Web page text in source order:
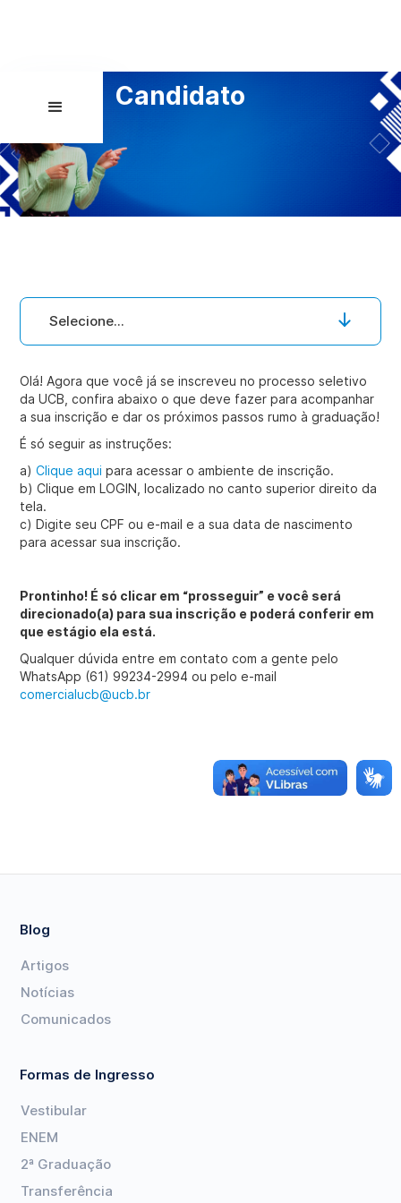
Candidato
Selecione...
Olá! Agora que você já se inscreveu no processo seletivo
da UCB, confira abaixo o que deve fazer para acompanhar
a sua inscrição e dar os próximos passos rumo à graduação!
É só seguir as instruções:
a)Clique aqui para acessar o ambiente de inscrição.
b) Clique em LOGIN, localizado no canto superior direito da
tela.
c) Digite seu CPF ou e-mail e a sua data de nascimento
para acessar sua inscrição.
Prontinho! É só clicar em “prosseguir” e você será
direcionado(a) para sua inscrição e poderá conferir em
que estágio ela está.
Qualquer dúvida entre em contato com a gente pelo
WhatsApp (61) 99234-2994 ou pelo e-mail
comercialucb@ucb.br
Blog
Artigos
Notícias
Comunicados
Formas de Ingresso
Vestibular
ENEM
2ª Graduação
Transferência